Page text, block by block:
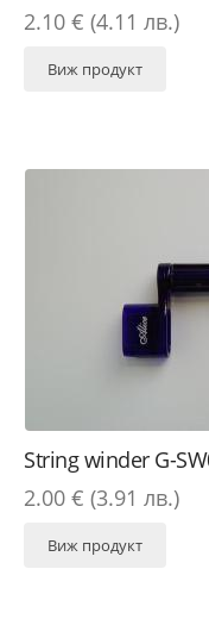
2.10 € (4.11 лв.)
Виж продукт
String winder G-
2.00 € (3.91 лв.)
Виж продукт